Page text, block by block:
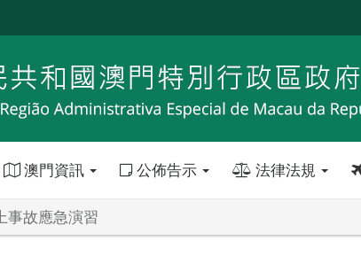
澳門資訊 公佈告示 法律法規
事故應急演習